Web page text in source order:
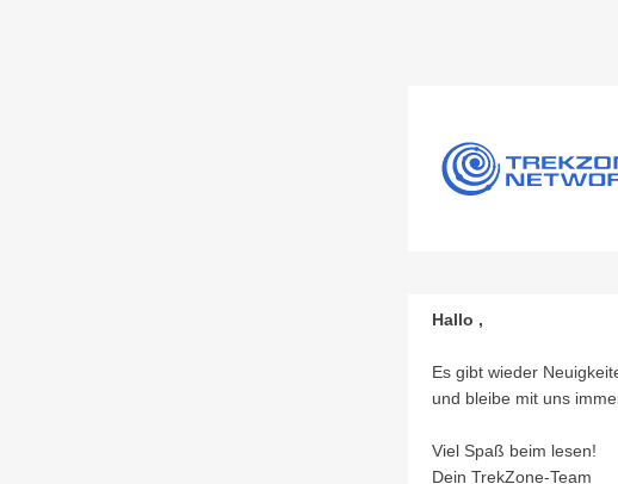
Hallo ,
Es gibt wieder
und bleibe mit uns
Viel Spaß beim lesen!
Dein TrekZone-Team